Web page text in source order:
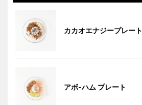
カカオエナジープレート
アボ-ハム プレート